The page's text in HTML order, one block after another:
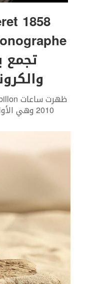
1858
تجمع
2010 وهي الأولى من الدار التي تجمع بين